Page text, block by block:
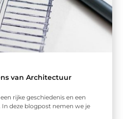
van Architectuur
rijke geschiedenis en een
deze blogpost nemen we je